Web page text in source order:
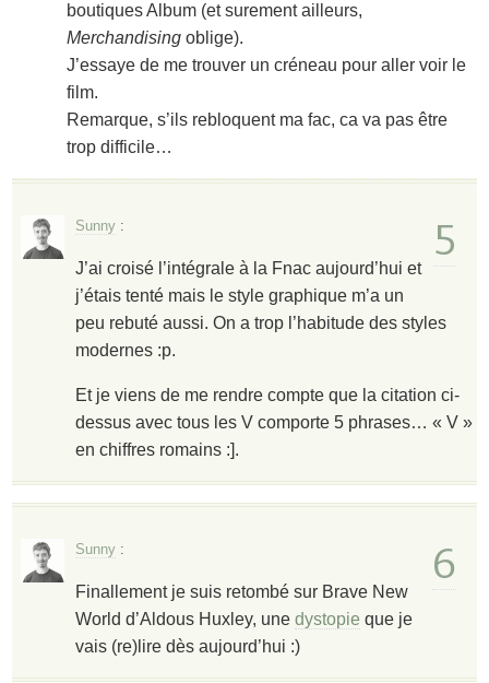
boutiques Album (et surement ailleurs,
Merchandising oblige).
J’essaye de me trouver un créneau pour aller voir le
film.
Remarque, s’ils rebloquent ma fac, ca va pas être
trop difficile…
5
Sunny :
J’ai croisé l’intégrale à la Fnac aujourd’hui et
j’étais tenté mais le style graphique m’a un
peu rebuté aussi. On a trop l’habitude des styles
modernes :p.
Et je viens de me rendre compte que la citation ci-
dessus avec tous les V comporte 5 phrases… « V »
en chiffres romains :].
6
Sunny :
Finallement je suis retombé sur Brave New
World d’Aldous Huxley, unedystopie que je
vais (re)lire dès aujourd’hui :)